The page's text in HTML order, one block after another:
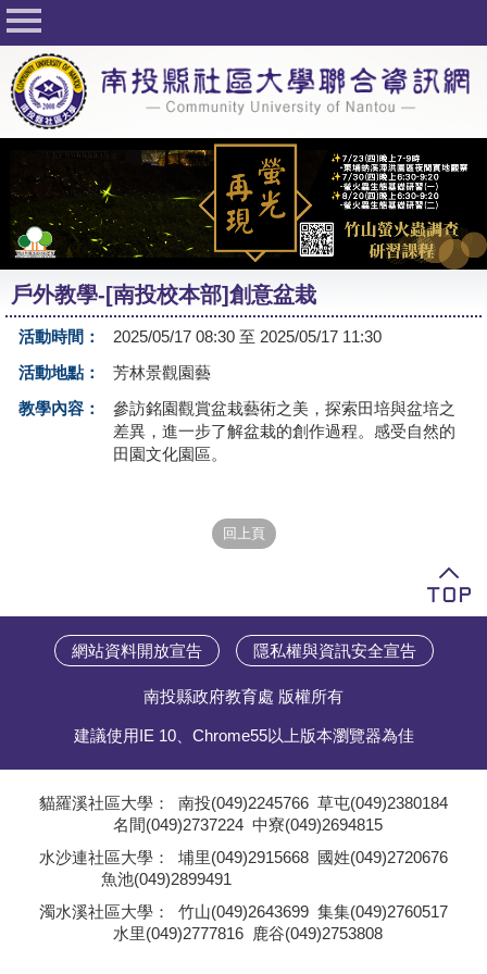
回首頁
關於社大
公佈欄
行事曆
最新活動
活動花絮
課程一覽表
志工與社團
評委專區
校務行政
戶外教學-[南投校本部]創意盆栽
活動時間：
2025/05/17 08:30 至 2025/05/17 11:30
活動地點：
芳林景觀園藝
教學內容：
參訪銘園觀賞盆栽藝術之美，探索田培與盆培之
差異，進一步了解盆栽的創作過程。感受自然的
田園文化園區。
網站資料開放宣告 隱私權與資訊安全宣告
南投縣政府教育處 版權所有
建議使用IE 10、Chrome55以上版本瀏覽器為佳
貓羅溪社區大學： 南投(049)2245766 草屯(049)2380184
名間(049)2737224 中寮(049)2694815
水沙連社區大學： 埔里(049)2915668 國姓(049)2720676
魚池(049)2899491
濁水溪社區大學： 竹山(049)2643699 集集(049)2760517
水里(049)2777816 鹿谷(049)2753808